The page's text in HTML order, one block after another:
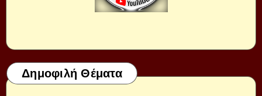
Δημοφιλή Θέματα